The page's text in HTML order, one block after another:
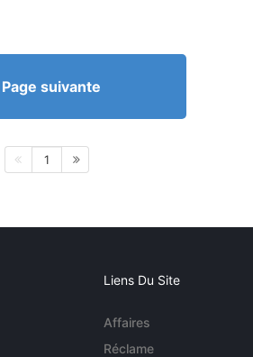
Page suivante
1
Liens Du Site
Affaires
Réclame